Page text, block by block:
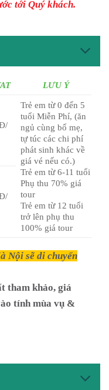
tới Quý khách.
LƯU Ý
Trẻ em từ 0 đến 5
tuổi Miễn Phí, (ăn
ngủ cùng bố mẹ,
tự túc các chi phí
phát sinh khác về
giá vé nếu có.)
Trẻ em từ 6-11 tuổi
Phụ thu 70% giá
tour
Trẻ em từ 12 tuổi
trở lên phụ thu
100% giá tour
Nội sẽ di chuyển
tham khảo, giá
tính mùa vụ &